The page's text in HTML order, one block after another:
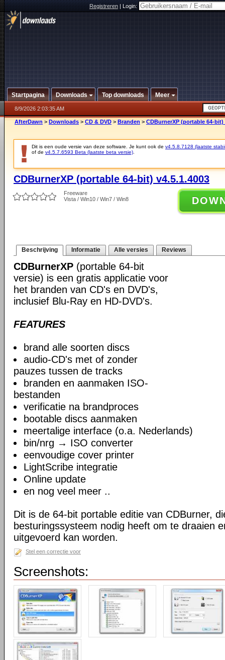
Registreren|Login:
Startpagina Downloads Top downloads Meer
8/9/2026 2:03:35 AM
AfterDawn > Downloads > CD & DVD > Branden > CDBurnerXP (portable 64-bit)
Dit is een oude versie van deze software. Je kunt ook de v4.5.8.7128 (laatste
of de v4.5.7.6593 Beta (laatste beta versie)
CDBurnerXP (portable 64-bit) v4.5.1.4003
Freeware
Vista / Win10 / Win7 / Win8
Beschrijving Informatie Alle versies Reviews
CDBurnerXP (portable 64-bit
versie) is een gratis applicatie voor
het branden van CD's en DVD's,
inclusief Blu-Ray en HD-DVD's.
FEATURES
brand alle soorten discs
audio-CD's met of zonder
pauzes tussen de tracks
branden en aanmaken ISO-
bestanden
verificatie na brandproces
bootable discs aanmaken
meertalige interface (o.a. Nederlands)
bin/nrg → ISO converter
eenvoudige cover printer
LightScribe integratie
Online update
en nog veel meer ..
Dit is de 64-bit portable editie van CDBurner,
besturingssysteem nodig heeft om te draaien
uitgevoerd kan worden.
Stel een correctie voor
Screenshots: